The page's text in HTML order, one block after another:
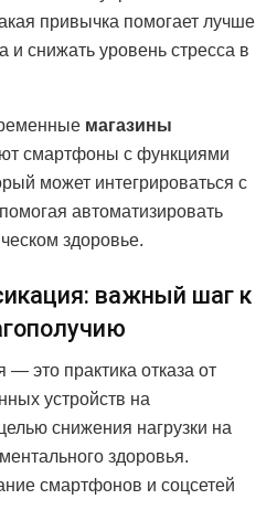
привычка помогает лучше
и снижать уровень стресса в
магазины
смартфоны с функциями
может интегрироваться с
автоматизировать
здоровье.
важный шаг к
это практика отказа от
устройств на
снижения нагрузки на
здоровья.
смартфонов и соцсетей